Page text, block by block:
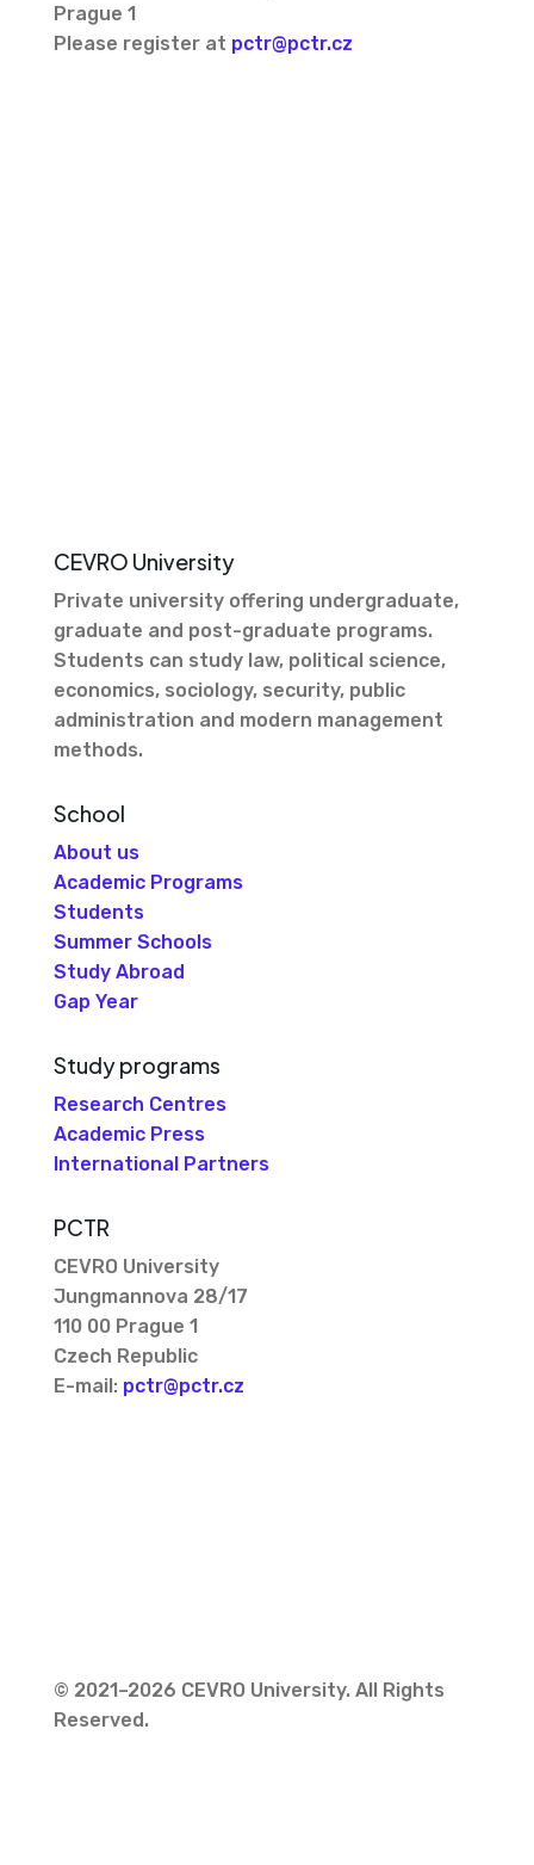
Prague 1
Please register at pctr@pctr.cz
CEVRO University
Private university offering undergraduate,
graduate and post-graduate programs.
Students can study law, political science,
economics, sociology, security, public
administration and modern management
methods.
School
About us
Academic Programs
Students
Summer Schools
Study Abroad
Gap Year
Study programs
Research Centres
Academic Press
International Partners
PCTR
CEVRO University
Jungmannova 28/17
110 00 Prague 1
Czech Republic
E-mail: pctr@pctr.cz
© 2021–2026 CEVRO University. All Rights
Reserved.